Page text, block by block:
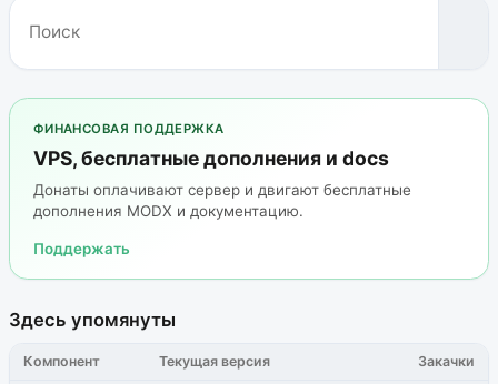
ФИНАНСОВАЯ ПОДДЕРЖКА
VPS, бесплатные дополнения и docs
Донаты оплачивают сервер и двигают бесплатные
дополнения MODX и документацию.
Поддержать
Здесь упомянуты
Компонент Текущая версия Закачки